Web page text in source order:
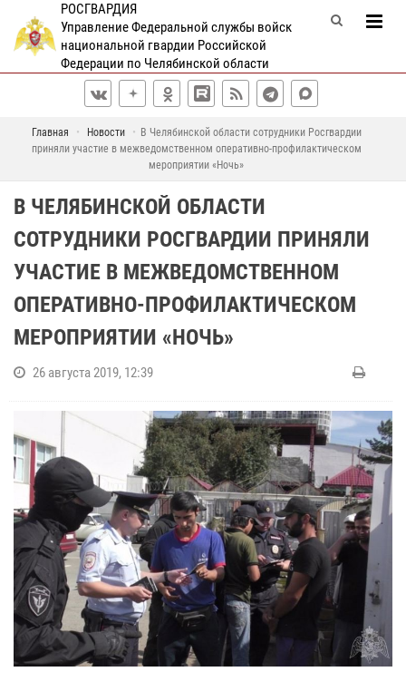
РОСГВАРДИЯ
Управление Федеральной службы войск
национальной гвардии Российской
Федерации по Челябинской области
Главная Новости
В Челябинской области сотрудники Росгвардии
приняли участие в межведомственном оперативно-профилактическом
мероприятии «Ночь»
В ЧЕЛЯБИНСКОЙ ОБЛАСТИ
СОТРУДНИКИ РОСГВАРДИИ ПРИНЯЛИ
УЧАСТИЕ В МЕЖВЕДОМСТВЕННОМ
ОПЕРАТИВНО-ПРОФИЛАКТИЧЕСКОМ
МЕРОПРИЯТИИ «НОЧЬ»
26 августа 2019, 12:39